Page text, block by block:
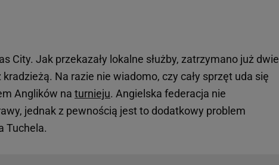
City. Jak przekazały lokalne służby, zatrzymano już dwie
Na razie nie wiadomo, czy cały sprzęt uda się
Anglików na turnieju. Angielska federacja nie
jednak z pewnością jest to dodatkowy problem
Tuchela.